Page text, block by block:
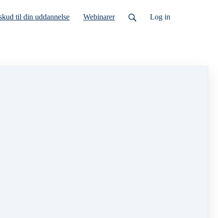
til din uddannelse Webinarer
bonus om den gældende lovgivning.
til betaling!